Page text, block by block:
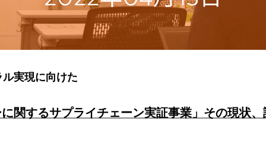
実現に向けた
関するサプライチェーン実証事業」その現状